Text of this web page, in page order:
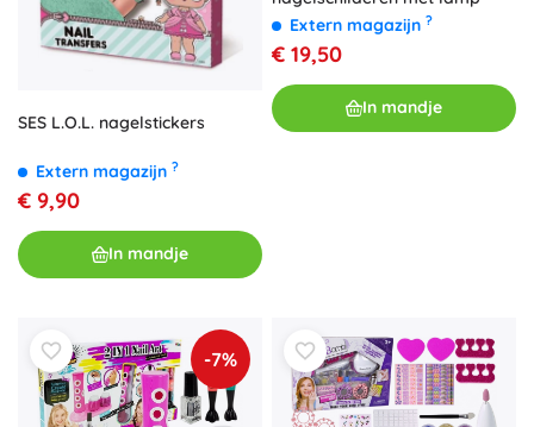
SES L.O.L. nagelstickers
Extern magazijn ?
€ 9,90
In mandje
Extern magazijn ?
€ 19,50
In mandje
-7%